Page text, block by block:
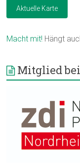
Aktuelle Karte
Macht mit! Hängt
Mitglied